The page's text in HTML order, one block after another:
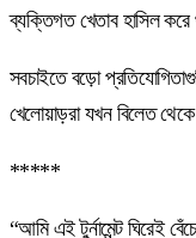
ব্যক্তিগত খেতাব হাসিল করে
সবচাইতে বড়ো
খেলোয়াড়রা যখন বিলেত
*****
“আমি এই টুর্নামেন্ট ঘিরেই